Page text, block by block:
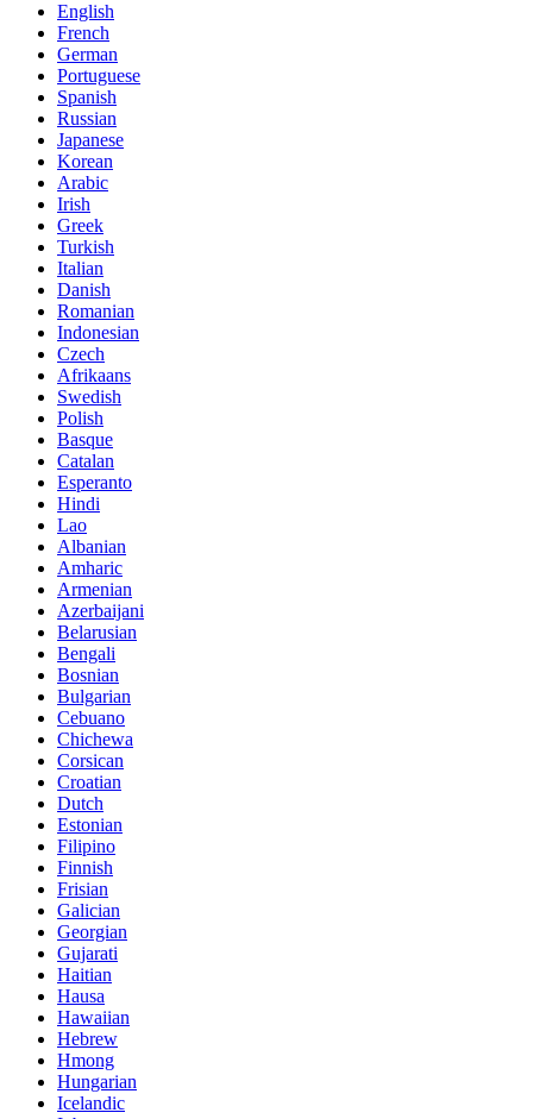
English
French
German
Portuguese
Spanish
Russian
Japanese
Korean
Arabic
Irish
Greek
Turkish
Italian
Danish
Romanian
Indonesian
Czech
Afrikaans
Swedish
Polish
Basque
Catalan
Esperanto
Hindi
Lao
Albanian
Amharic
Armenian
Azerbaijani
Belarusian
Bengali
Bosnian
Bulgarian
Cebuano
Chichewa
Corsican
Croatian
Dutch
Estonian
Filipino
Finnish
Frisian
Galician
Georgian
Gujarati
Haitian
Hausa
Hawaiian
Hebrew
Hmong
Hungarian
Icelandic